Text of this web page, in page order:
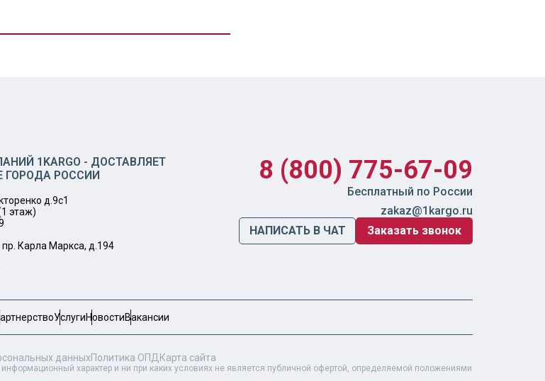
1KARGO - ДОСТАВЛЯЕТ
ГОРОДА РОССИИ
д.9с1
этаж)
пр. Карла Маркса, д.194
8 (800) 775-67-09
Бесплатный по России
zakaz@1kargo.ru
НАПИСАТЬ В ЧАТ
Заказать звонок
УслугиНовостиВакансии
данныхПолитика ОПДКарта сайта
характер и ни при каких условиях не является публичной офертой, определяемой положениями